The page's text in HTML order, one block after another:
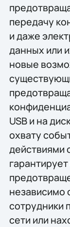
передачу
и даже
данных или
новые
USB и на
охвату
действиями
независимо
сотрудники
сети или